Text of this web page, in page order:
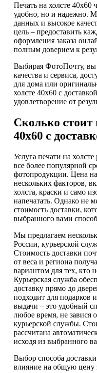
Печать на холсте 40х60
удобно, но и надежно.
данных и высокое
цель – предоставить
оформления заказа
полным доверием к
Выбирая ФотоПочту, вы
качества и сервиса,
для дома или
холсте 40х60 с
удовлетворение от
Сколько стоит
40х60 с
Услуга печати на
все более популярной
фотопродукции. Цена на
нескольких факторов,
холста, краски и само
напечатать. Однако не
стоимость доставки,
выбранного вами
Мы предлагаем
России, курьерской
Стоимость доставки
от веса и региона
вариантом для тех, кто
Курьерская служба
доставку прямо до
подходит для подарков
выдачи – это удобный
любое время, не завися
курьерской службы.
рассчитана
исходя из выбранного
Выбор способа
влияние на общую цену